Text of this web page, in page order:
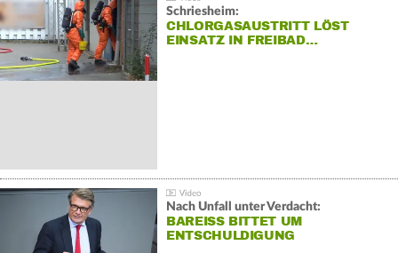
Schriesheim:
CHLORGASAUSTRITT LÖST
EINSATZ IN FREIBAD…
Nach Unfall unter Verdacht:
BAREISS BITTET UM E
NTSCHULDIGUNG